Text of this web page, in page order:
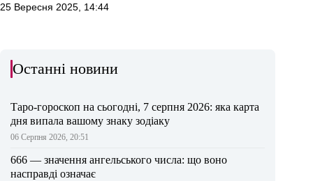
25 Вересня 2025, 14:44
Останні новини
Таро-гороскоп на сьогодні, 7 серпня 2026: яка карта
дня випала вашому знаку зодіаку
06 Серпня 2026, 20:51
666 — значення ангельського числа: що воно
насправді означає